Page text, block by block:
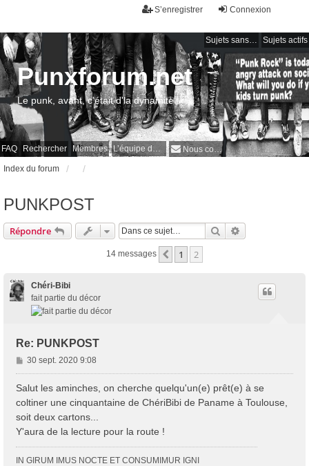
Connexion
S’enregistrer
Sujets sans réponse Sujets actifs
FAQ Rechercher Membres L’équipe du forum Nous contacter
Punxforum.net
Le punk, avant, c'était d'la dynamite !
Index du forum
PUNKPOST
Répondre Rechercher
14 messages Précédente
1 2
Chéri-Bibi
fait partie du décor
Re: PUNKPOST
M
e
a
g
e
30 sept. 2020 9:08
Salut les aminches, on cherche quelqu'un(e) prêt(e) à se
coltiner une cinquantaine de ChériBibi de Paname à Toulouse,
soit deux cartons...
Y'aura de la lecture pour la route !
IN GIRUM IMUS NOCTE ET CONSUMIMUR IGNI